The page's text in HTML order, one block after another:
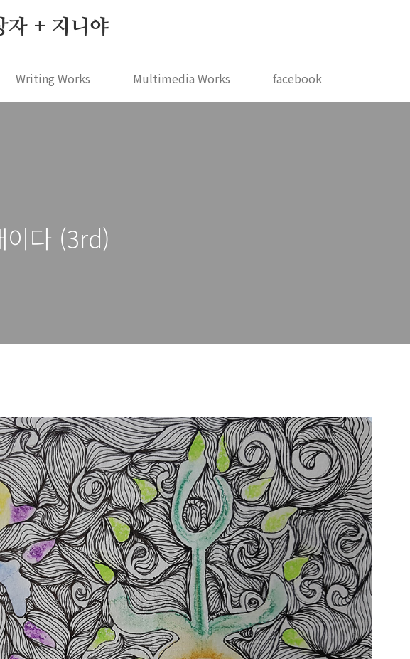
자 + 지니야
Writing Works Multimedia Works facebook
이다 (3rd)